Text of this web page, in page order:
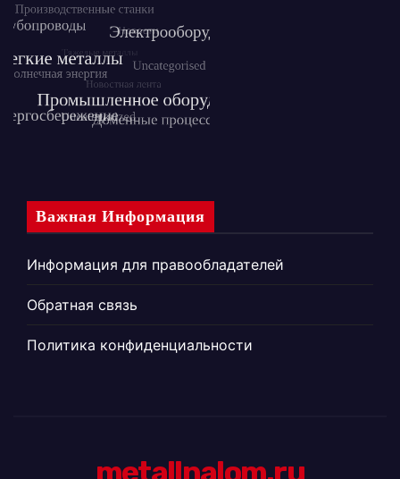
Важная Информация
Информация для правообладателей
Обратная связь
Политика конфиденциальности